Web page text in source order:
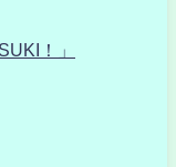
！」